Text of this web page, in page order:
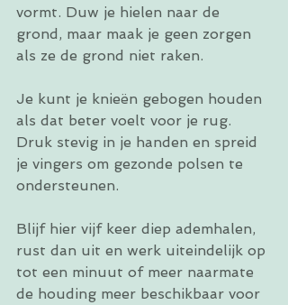
vormt. Duw je hielen naar de
grond, maar maak je geen zorgen
als ze de grond niet raken.
Je kunt je knieën gebogen houden
als dat beter voelt voor je rug.
Druk stevig in je handen en spreid
je vingers om gezonde polsen te
ondersteunen.
Blijf hier vijf keer diep ademhalen,
rust dan uit en werk uiteindelijk op
tot een minuut of meer naarmate
de houding meer beschikbaar voor